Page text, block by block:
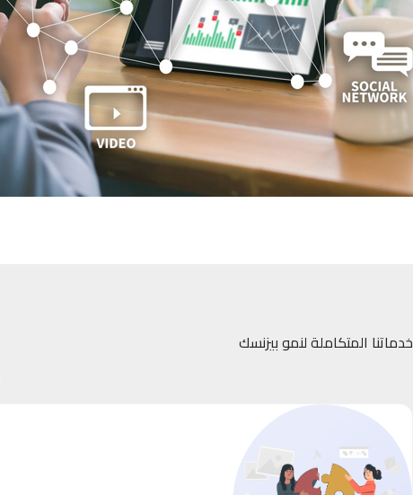
خدماتنا المتكاملة لنمو بيزنسك